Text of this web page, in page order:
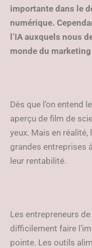
importante dans le
numérique.
l’IA auxquels nous
monde du
Dès que l’on entend
aperçu de film de
yeux. Mais en réalité,
grandes entreprises
leur rentabilité.
Les entrepreneurs
difficilement faire
pointe. Les outils